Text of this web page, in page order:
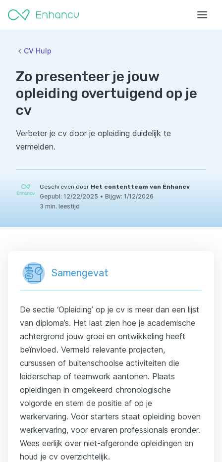
CV Hulp
Zo presenteer je jouw
opleiding overtuigend op je
cv
Verbeter je cv door je opleiding duidelijk te
vermelden.
Geschreven door Het contentteam van Enhancv
Gepubl: 12/22/2025 • Bijgw: 1/12/2026
3 min. leestijd
Samengevat
De sectie ‘Opleiding’ op je cv is meer dan een lijst
van diploma’s. Het laat zien hoe je academische
achtergrond jouw groei en ontwikkeling heeft
beïnvloed. Vermeld relevante projecten,
cursussen of buitenschoolse activiteiten die
leiderschap of teamwork aantonen. Plaats
opleidingen in omgekeerd chronologische
volgorde en stem de positie af op je
werkervaring. Voor starters staat opleiding boven
werkervaring, voor ervaren professionals eronder.
Wees eerlijk over niet-afgeronde opleidingen en
houd je cv overzichtelijk.